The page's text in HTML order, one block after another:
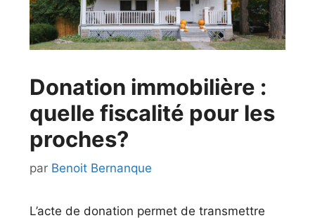
Donation immobilière :
quelle fiscalité pour les
proches?
par Benoit Bernanque
L’acte de donation permet de transmettre